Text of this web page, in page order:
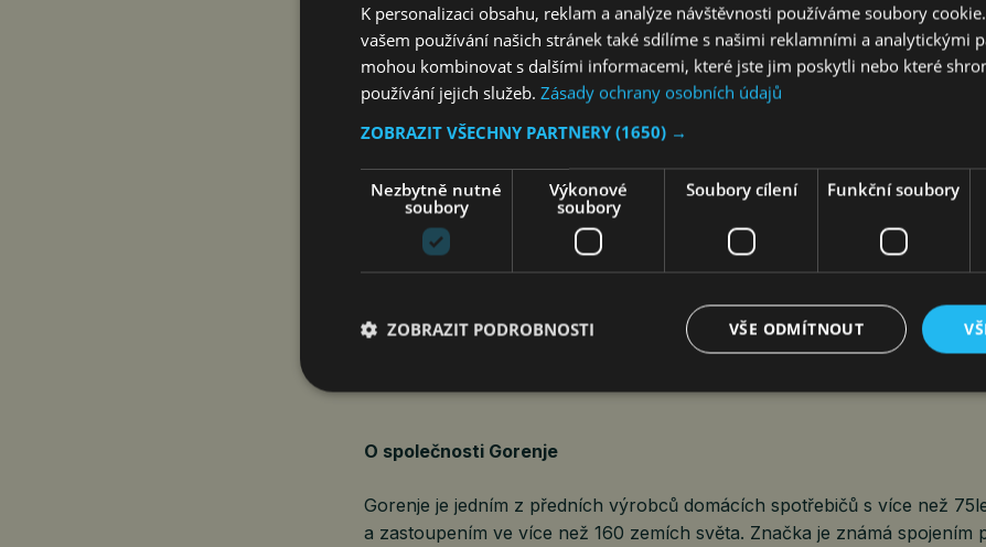
V českém prostředí Gorenje spustila projekt na podporu menších
a talentů nižších ligových tříd. V rámci podpory obdrží vybrané kluby
spotřebiče, jako jsou lednice, pračky a sušičky. Celý projekt odráží hlavní
která zní „Život jednoduše“. Klubům má zajistit jednodušší každodenní
Spojení technologií a fotbalových emocí
Zapojením do letošního světového turnaje Gorenje potvrzuje svou pozici
spolupráce ukazuje sílu synergie: spojení inovativních technologií a
radost milionům rodin po celém světě. Gorenje chce být u toho – protože
O společnosti Gorenje
Gorenje je jedním z předních výrobců domácích spotřebičů s více než
a zastoupením ve více než 160 zemích světa. Značka je známá spojením
K personalizaci obsahu, reklam a analýze návštěvnosti používáme soubory
vašem používání našich stránek také sdílíme s našimi reklamními a analytickými
mohou kombinovat s dalšími informacemi, které jste jim poskytli nebo které
používání jejich služeb. Zásady ochrany osobních údajů
ZOBRAZIT VŠECHNY PARTNERY (1650) →
Nezbytně nutné
soubory
Výkonové
soubory
Soubory cílení Funkční soubory
VŠE ODMÍTNOUT
ZOBRAZIT PODROBNOSTI